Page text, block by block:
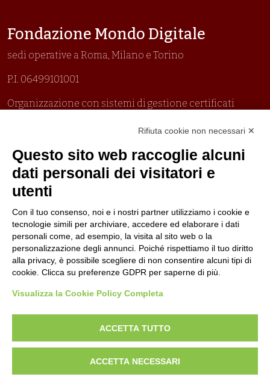
Fondazione Mondo Digitale
sedi operative a Roma, Milano e Torino
P.I. 06499101001
Organizzazione con sistemi di gestione certificati
Politica per la parità di genere
Politica antibullismo
Piè di pagina
Contatti
Lavora con noi
Amministrazione
Seguici su
Rifiuta cookie non necessari ✕
Questo sito web raccoglie alcuni
dati personali dei visitatori e
utenti
Con il tuo consenso, noi e i nostri partner utilizziamo i cookie e
tecnologie simili per archiviare, accedere ed elaborare i dati
personali come, ad esempio, la visita al sito web o la
personalizzazione degli annunci. Poiché rispettiamo il tuo diritto
alla privacy, è possibile scegliere di non consentire alcuni tipi di
cookie. Clicca su preferenze GDPR per saperne di più.
Visualizza la Cookie Policy Completa
ACCETTA TUTTO
ACCETTA NECESSARI